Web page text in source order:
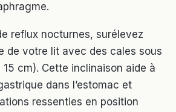
reflux nocturnes, surélevez
de votre lit avec des cales sous
15 cm). Cette inclinaison aide à
dans l’estomac et
ressenties en position